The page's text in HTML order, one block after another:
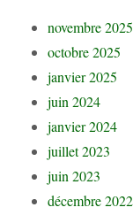
novembre 2025
octobre 2025
janvier 2025
juin 2024
janvier 2024
juillet 2023
juin 2023
décembre 2022